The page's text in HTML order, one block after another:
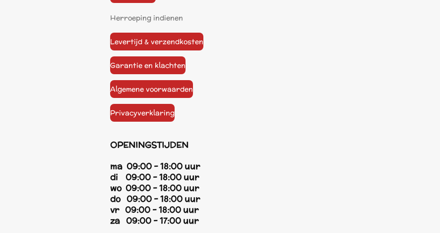
Herroeping indienen
Levertijd & verzendkosten
Garantie en klachten
Algemene voorwaarden
Privacyverklaring
OPENINGSTIJDEN
ma 09:00 - 18:00 uur
di 09:00 - 18:00 uur
wo 09:00 - 18:00 uur
do 09:00 - 18:00 uur
vr 09:00 - 18:00 uur
za 09:00 - 17:00 uur